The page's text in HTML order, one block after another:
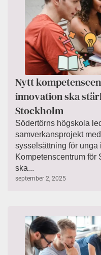
Nytt
innovation ska
Stockholm
Södertörns högskola
samverkansprojekt
sysselsättning för unga
Kompetenscentrum för
ska...
september 2, 2025